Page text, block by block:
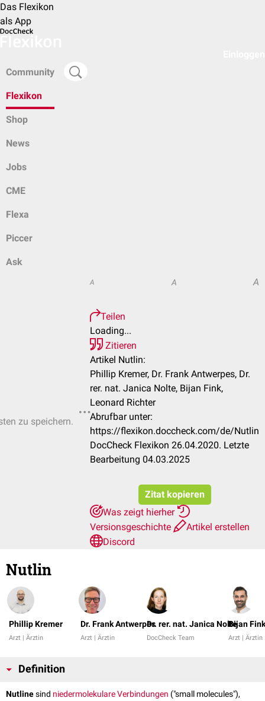
Das Flexikon
als App
Community
Flexikon
Shop
News
Jobs
CME
Flexa
Piccer
Ask
zu speichern.
A A A
Teilen
Loading...
Zitieren
Artikel Nutlin:
Phillip Kremer, Dr. Frank Antwerpes, Dr.
rer. nat. Janica Nolte, Bijan Fink,
Leonard Richter
Abrufbar unter:
https://flexikon.doccheck.com/de/Nutlin
DocCheck Flexikon 26.04.2020. Letzte
Bearbeitung 04.03.2025
Zitat kopieren
Was zeigt hierher
Versionsgeschichte
Artikel erstellen
Discord
Nutlin
Phillip Kremer
Arzt | Ärztin
Dr. Frank Antwerpes
Arzt | Ärztin
Dr. rer. nat. Janica Nolte
DocCheck Team
Bijan Fink
Arzt | Ärztin
Definition
Nutlinesind niedermolekulare Verbindungen ("small molecules"),